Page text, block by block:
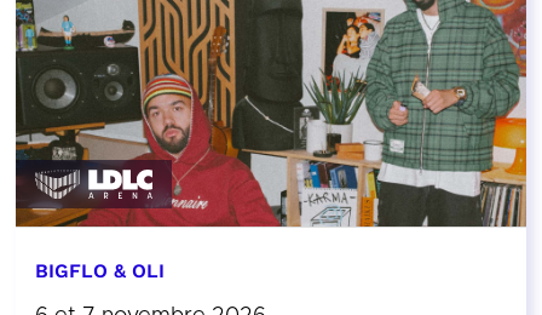
BIGFLO & OLI